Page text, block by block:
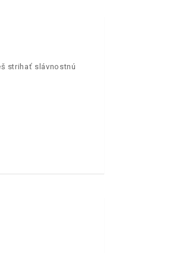
strihať slávnostnú